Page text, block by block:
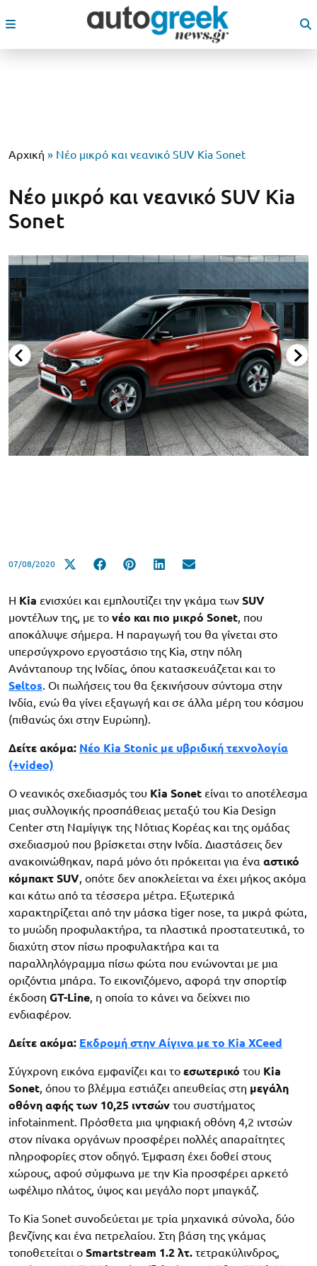
Αρχική » Νέο μικρό και νεανικό SUV Kia Sonet
Νέο μικρό και νεανικό SUV Kia
Sonet
07/08/2020
Η Kia ενισχύει και εμπλουτίζει την γκάμα των SUV
μοντέλων της, με το νέο και πιο μικρό Sonet, που
αποκάλυψε σήμερα. H παραγωγή του θα γίνεται στο
υπερσύγχρονο εργοστάσιο της Kia, στην πόλη
Ανάνταπουρ της Ινδίας, όπου κατασκευάζεται και το
Seltos. Οι πωλήσεις του θα ξεκινήσουν σύντομα στην
Ινδία, ενώ θα γίνει εξαγωγή και σε άλλα μέρη του κόσμου
(πιθανώς όχι στην Ευρώπη).
Δείτε ακόμα: Νέο Kia Stonic με υβριδική τεχνολογία
(+video)
Ο νεανικός σχεδιασμός του Kia Sonet είναι το αποτέλεσμα
μιας συλλογικής προσπάθειας μεταξύ του Kia Design
Center στη Ναμίγιγκ της Νότιας Κορέας και της ομάδας
σχεδιασμού που βρίσκεται στην Ινδία. Διαστάσεις δεν
ανακοινώθηκαν, παρά μόνο ότι πρόκειται για ένα αστικό
κόμπακτ SUV, οπότε δεν αποκλείεται να έχει μήκος ακόμα
και κάτω από τα τέσσερα μέτρα. Εξωτερικά
χαρακτηρίζεται από την μάσκα tiger nose, τα μικρά φώτα,
το μυώδη προφυλακτήρα, τα πλαστικά προστατευτικά, το
διαχύτη στον πίσω προφυλακτήρα και τα
παραλληλόγραμμα πίσω φώτα που ενώνονται με μια
οριζόντια μπάρα. Το εικονιζόμενο, αφορά την σπορτίφ
έκδοση GT-Line, η οποία το κάνει να δείχνει πιο
ενδιαφέρον.
Δείτε ακόμα: Εκδρομή στην Αίγινα με το Kia XCeed
Σύγχρονη εικόνα εμφανίζει και το εσωτερικό του Kia
Sonet, όπου το βλέμμα εστιάζει απευθείας στη μεγάλη
οθόνη αφής των 10,25 ιντσών του συστήματος
infotainment. Πρόσθετα μια ψηφιακή οθόνη 4,2 ιντσών
στον πίνακα οργάνων προσφέρει πολλές απαραίτητες
πληροφορίες στον οδηγό. Έμφαση έχει δοθεί στους
χώρους, αφού σύμφωνα με την Kia προσφέρει αρκετό
ωφέλιμο πλάτος, ύψος και μεγάλο πορτ μπαγκάζ.
Το Kia Sonet συνοδεύεται με τρία μηχανικά σύνολα, δύο
βενζίνης και ένα πετρελαίου. Στη βάση της γκάμας
τοποθετείται ο Smartstream 1.2 λτ. τετρακύλινδρος,